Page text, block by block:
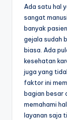
Ada satu hal
sangat
banyak
gejala sudah
biasa. Ada
kesehatan
juga yang
faktor ini
bagian besar
memahami
layanan saja